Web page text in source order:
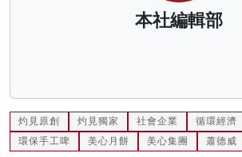
本社編輯部
灼見原創 灼見獨家 社會企業 循環經濟
環保手工啤
美心月餅 美心集團 蕭德威